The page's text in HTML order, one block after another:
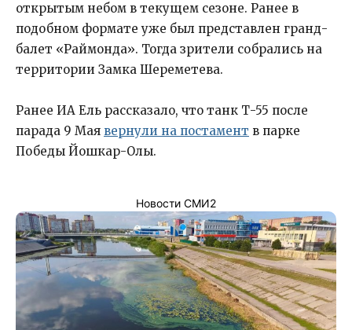
открытым небом в текущем сезоне. Ранее в
подобном формате уже был представлен гранд-
балет «Раймонда». Тогда зрители собрались на
территории Замка Шереметева.
Ранее ИА Ель рассказало, что танк Т-55 после
парада 9 Мая вернули на постамент в парке
Победы Йошкар-Олы.
Новости СМИ2